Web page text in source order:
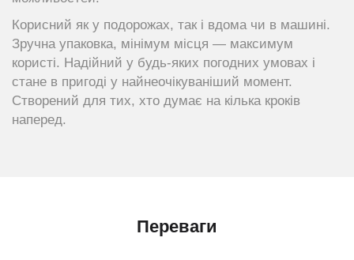
Корисний як у подорожах, так і вдома чи в машині.
Зручна упаковка, мінімум місця — максимум
користі. Надійний у будь-яких погодних умовах і
стане в пригоді у найнеочікуваніший момент.
Створений для тих, хто думає на кілька кроків
наперед.
Переваги